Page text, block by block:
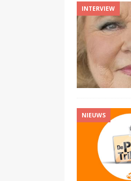
INTERVIEW
NIEUWS